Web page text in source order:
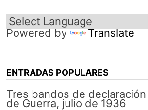
Powered by Translate
ENTRADAS POPULARES
Tres bandos de
de Guerra, julio de 1936